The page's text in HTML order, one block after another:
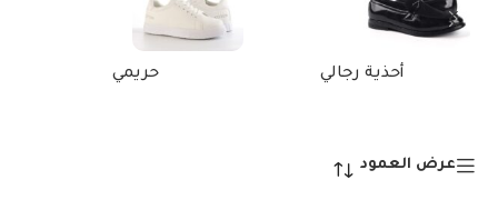
أحذية رجالي حريمي
عرض العمود